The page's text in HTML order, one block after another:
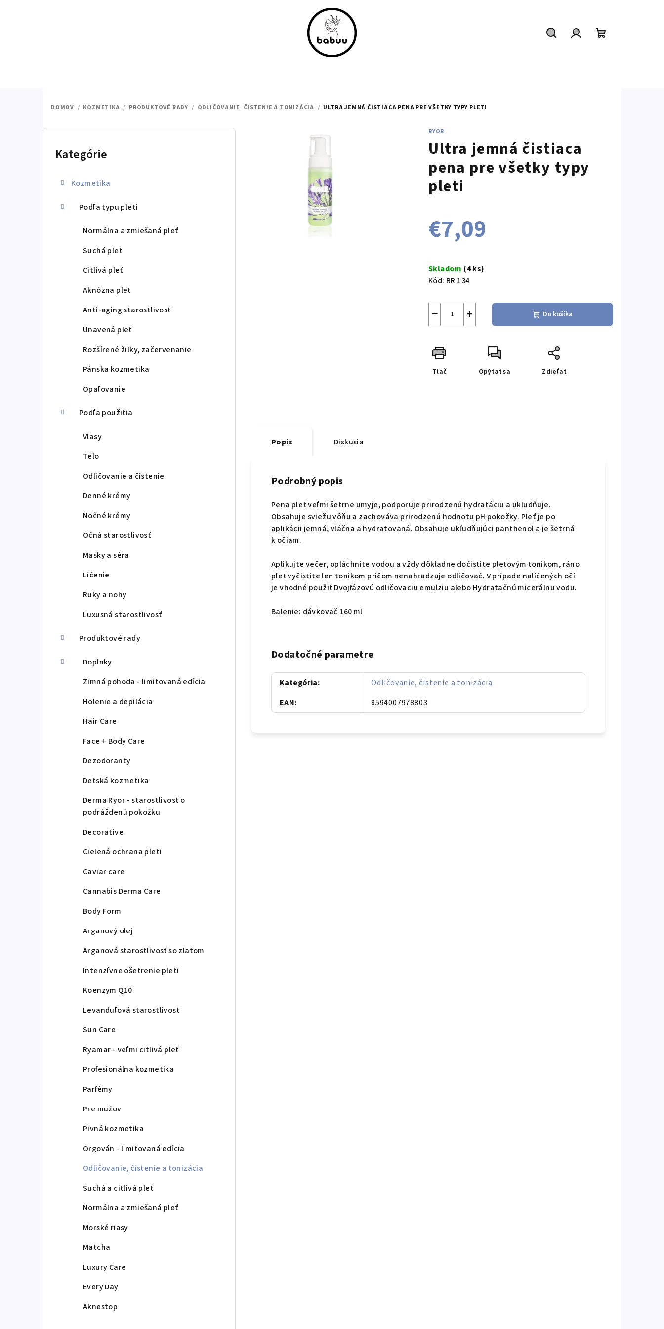
DOMOV / KOZMETIKA / PRODUKTOVÉ RADY / ODLIČOVANIE, ČISTENIE A TONIZÁCIA / ULTRA JEMNÁ ČISTIACA PENA PRE VŠETKY TYPY PLETI
B
Preskočiť
Kategórie
Kozmetika
Podľa typu pleti
Normálna a zmiešaná pleť
Suchá pleť
Citlivá pleť
Aknózna pleť
Anti-aging starostlivosť
Unavená pleť
Rozšírené žilky, začervenanie
Pánska kozmetika
Opaľovanie
Podľa použitia
Vlasy
Telo
Odličovanie a čistenie
Denné krémy
Nočné krémy
Očná starostlivosť
Masky a séra
Líčenie
Ruky a nohy
Luxusná starostlivosť
Produktové rady
Doplnky
Zimná pohoda - limitovaná edícia
Holenie a depilácia
Hair Care
Face + Body Care
Dezodoranty
Detská kozmetika
Derma Ryor - starostlivosť o
podráždenú pokožku
Decorative
Cielená ochrana pleti
Caviar care
Cannabis Derma Care
Body Form
Arganový olej
Arganová starostlivosť so zlatom
Intenzívne ošetrenie pleti
Koenzym Q10
Levanduľová starostlivosť
Sun Care
Ryamar - veľmi citlivá pleť
Profesionálna kozmetika
Parfémy
Pre mužov
Pivná kozmetika
Orgován - limitovaná edícia
Odličovanie, čistenie a tonizácia
Suchá a citlivá pleť
Normálna a zmiešaná pleť
Morské riasy
Matcha
Luxury Care
Every Day
Aknestop
RYOR
Ultra jemná čistiaca
pena pre všetky typy
pleti
€7,09
cena:
Skladom (4 ks)
Kód: RR 134
+
− Do košíka
Tlač Opýtať sa Zdieľať
Popis Diskusia
Podrobný popis
Pena pleť veľmi šetrne umyje, podporuje prirodzenú hydratáciu a ukludňuje.
Obsahuje sviežu vôňu a zachováva prirodzenú hodnotu pH pokožky. Pleť je po
aplikácii jemná, vláčna a hydratovaná. Obsahuje ukľudňujúci panthenol a je šetrná
k očiam.
Aplikujte večer, opláchnite vodou a vždy dôkladne dočistite pleťovým tonikom, ráno
pleť vyčistite len tonikom pričom nenahradzuje odličovač. V prípade nalíčených očí
je vhodné použiť Dvojfázovú odličovaciu emulziu alebo Hydratačnú micerálnu vodu.
Balenie: dávkovač 160 ml
Dodatočné parametre
Kategória:
Odličovanie, čistenie a tonizácia
EAN: 8594007978803